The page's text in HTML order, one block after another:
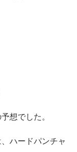
想でした。
ハードパンチャ